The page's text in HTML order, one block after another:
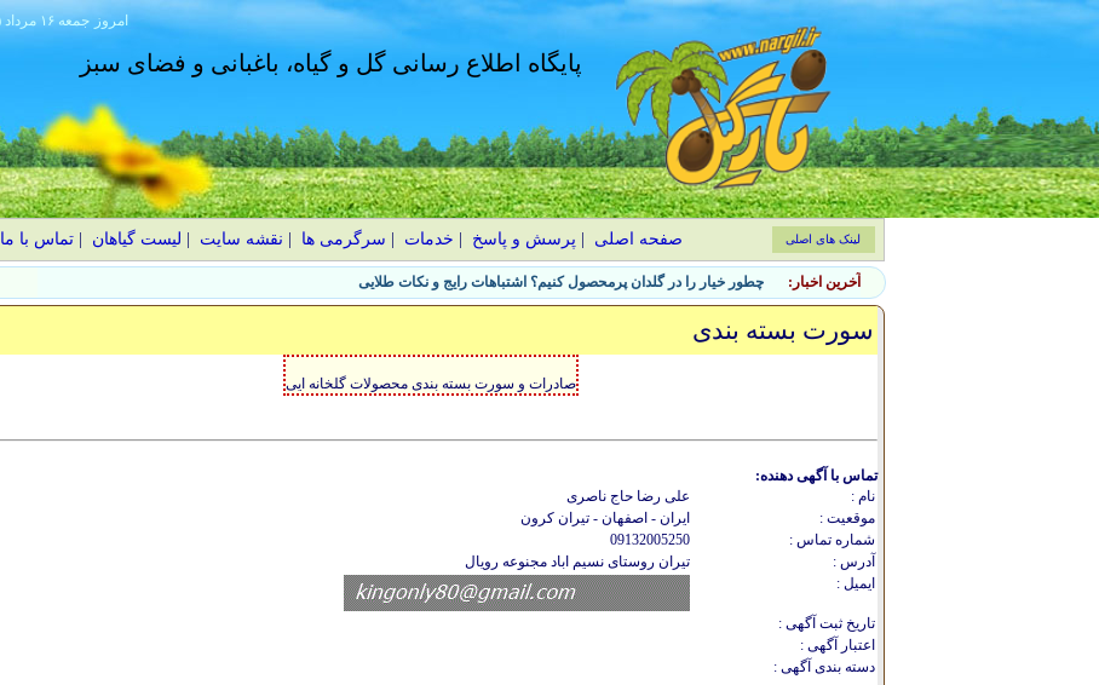
۱۴۰۵ جمعه ۱۶ مرداد امروز
پایگاه اطلاع رسانی گل و گیاه، باغبانی و فضای سبز
صفحه اصلی پرسش و پاسخ خدمات سرگرمی ها نقشه سایت لیست گیاهان |تماس با ما لینک های اصلی
آخرین اخبار: چطور خیار را در گلدان پرمحصول کنیم؟ اشتباهات رایج و نکات طلایی
سورت بسته بندی
صادرات و سورت بسته بندی محصولات گلخانه ایی
تماس با آگهی دهنده:
نام :
علی رضا حاج ناصری
موقعیت :
ایران - اصفهان - تیران کرون
شماره تماس :
09132005250
آدرس :
تیران روستای نسیم اباد مجنوعه رویال
ایمیل :
تاریخ ثبت آگهی :
اعتبار آگهی :
دسته بندی آگهی :